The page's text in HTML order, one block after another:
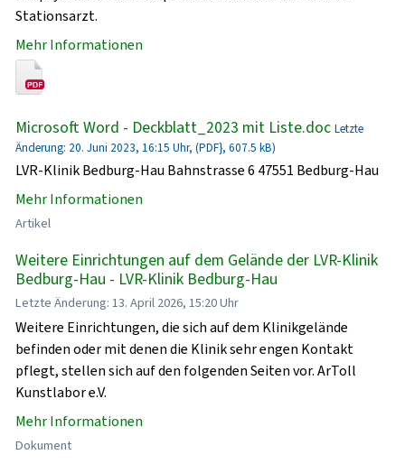
Stationsarzt.
Mehr Informationen
Microsoft Word - Deckblatt_2023 mit Liste.doc Letzte
Änderung: 20. Juni 2023, 16:15 Uhr, (PDF}, 607.5 kB)
LVR-Klinik Bedburg-Hau Bahnstrasse 6 47551 Bedburg-Hau
Mehr Informationen
Artikel
Weitere Einrichtungen auf dem Gelände der LVR-Klinik
Bedburg-Hau - LVR-Klinik Bedburg-Hau
Letzte Änderung: 13. April 2026, 15:20 Uhr
Weitere Einrichtungen, die sich auf dem Klinikgelände
befinden oder mit denen die Klinik sehr engen Kontakt
pflegt, stellen sich auf den folgenden Seiten vor. ArToll
Kunstlabor e.V.
Mehr Informationen
Dokument